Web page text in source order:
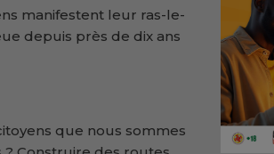
manifestent leur ras-le-
depuis près de dix ans
que nous sommes